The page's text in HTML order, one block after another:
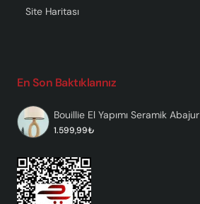
Site Haritası
En Son Baktıklarınız
Bouillie El Yapımı Seramik Abajur
1.599,99₺